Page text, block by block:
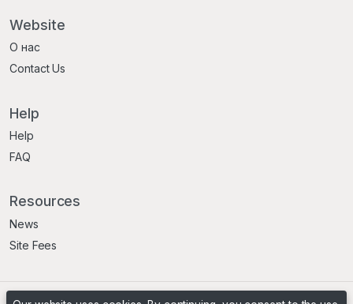
Website
О нас
Contact Us
Help
Help
FAQ
Resources
News
Site Fees